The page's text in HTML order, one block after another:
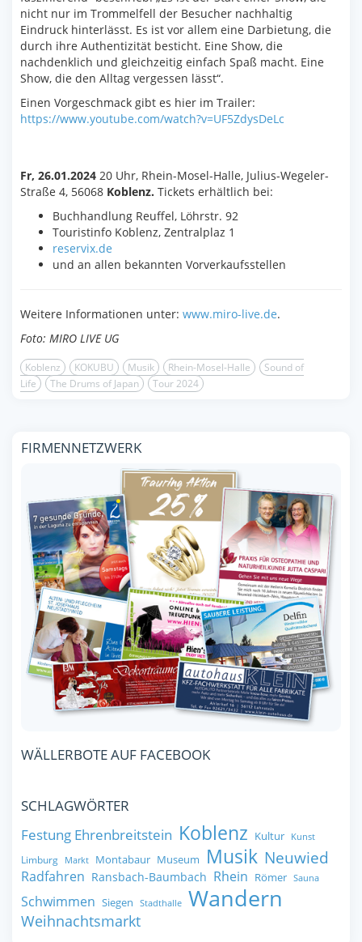
nicht nur im Trommelfell der Besucher nachhaltig
Eindruck hinterlässt. Es ist vor allem eine Darbietung, die
durch ihre Authentizität besticht. Eine Show, die
nachdenklich und gleichzeitig einfach Spaß macht. Eine
Show, die den Alltag vergessen lässt“.
Einen Vorgeschmack gibt es hier im Trailer:
https://www.youtube.com/watch?v=UF5ZdysDeLc
Fr, 26.01.2024 20 Uhr, Rhein-Mosel-Halle, Julius-Wegeler-
Straße 4, 56068 Koblenz. Tickets erhältlich bei:
Buchhandlung Reuffel, Löhrstr. 92
Touristinfo Koblenz, Zentralplaz 1
reservix.de
und an allen bekannten Vorverkaufsstellen
Weitere Informationen unter: www.miro-live.de.
Foto: MIRO LIVE UG
Koblenz KOKUBU Musik Rhein-Mosel-Halle
Sound of
Life
The Drums of Japan Tour 2024
FIRMENNETZWERK
WÄLLERBOTE AUF FACEBOOK
SCHLAGWÖRTER
Festung Ehrenbreitstein Koblenz Kultur Kunst
Limburg Markt Montabaur Museum Musik Neuwied
Radfahren Ransbach-Baumbach Rhein Römer Sauna
Schwimmen Siegen Stadthalle Wandern
Weihnachtsmarkt